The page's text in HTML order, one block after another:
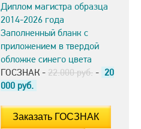
Диплом магистра образца
2014-2026 года
Заполненный бланк с
приложением в твердой
обложке синего цвета
ГОСЗНАК - 22.000 руб. - 20
000 руб.